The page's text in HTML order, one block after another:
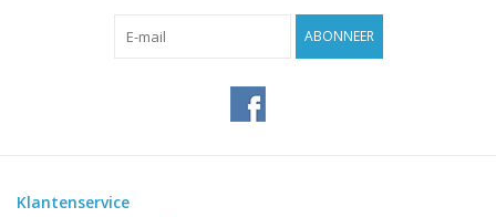
ABONNEER
Klantenservice